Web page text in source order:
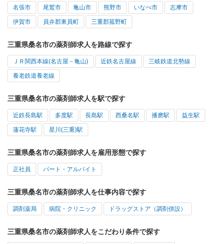
名張市 尾鷲市 亀山市 熊野市 いなべ市 志摩市
伊賀市 員弁郡東員町 三重郡菰野町
三重県桑名市の薬剤師求人を路線で探す
ＪＲ関西本線(名古屋－亀山) 近鉄名古屋線 三岐鉄道北勢線
養老鉄道養老線
三重県桑名市の薬剤師求人を駅で探す
近鉄長島駅 多度駅 長島駅 西桑名駅 播磨駅 益生駅
蓮花寺駅 星川(三重)駅
三重県桑名市の薬剤師求人を雇用形態で探す
正社員 パート・アルバイト
三重県桑名市の薬剤師求人を仕事内容で探す
調剤薬局 病院・クリニック ドラッグストア（調剤併設）
三重県桑名市の薬剤師求人をこだわり条件で探す